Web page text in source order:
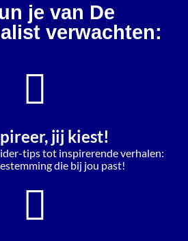
je van De
verwachten:
jij kiest!
tips tot inspirerende verhalen:
die bij jou past!